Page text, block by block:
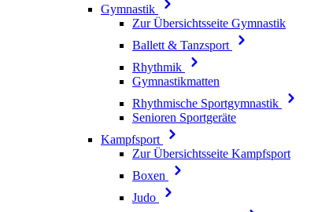
Gymnastik
Zur Übersichtsseite Gymnastik
Ballett & Tanzsport
Rhythmik
Gymnastikmatten
Rhythmische Sportgymnastik
Senioren Sportgeräte
Kampfsport
Zur Übersichtsseite Kampfsport
Boxen
Judo